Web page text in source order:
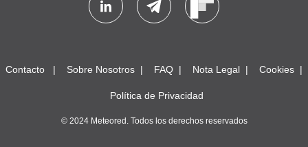
Contacto Sobre Nosotros FAQ Nota Legal Cookies
Política de Privacidad
© 2024 Meteored. Todos los derechos reservados